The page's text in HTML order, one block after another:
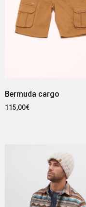
Bermuda cargo
115,00€